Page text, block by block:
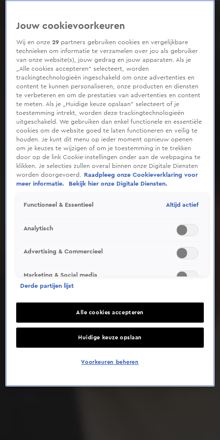
Deze video is niet beschikbaar op je huidige locatie
Jouw cookievoorkeuren
Wij en onze29 partners gebruiken cookies en vergelijkbare
technieken om informatie te verzamelen over jou als gebruiker
van onze website(s), jouw gedrag en jouw apparaten. Als je
„Alle cookies accepteren” selecteert, worden
trackingtechnologieën ingeschakeld om onze advertenties en
content te kunnen personaliseren, onze producten en diensten
te verbeteren en om de prestaties van advertenties en content
te meten. Als je „Huidige keuze opslaan” selecteert of je
toestemming intrekt, worden deze trackingtechnologieën
uitgeschakeld. We gebruiken dan enkel functionele en essentiële
cookies om de website goed te laten functioneren en veilig te
houden. Je kunt dit menu op ieder moment opnieuw openen
om je keuzes te wijzigen of om je toestemming in te trekken
door op de link Cookie-instellingen onder aan de webpagina te
klikken. Je selecties zullen overal binnen onze Digitale Diensten
worden doorgevoerd.
Raadpleeg onze Cookieverklaring voor
meer informatie.
Bekijk hier onze Digitale Diensten.
Functioneel & Essentieel Altijd actief
Analytisch
Advertising & Commercieel
Marketing & Social media
Derde partijen lijst
Alle cookies accepteren
Huidige keuze opslaan
Voorkeuren beheren